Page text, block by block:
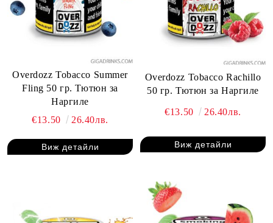
Overdozz Tobacco Summer
Fling 50 гр. Тютюн за
Наргиле
€13.50
26.40лв.
Виж детайли
Overdozz Tobacco Rachillo
50 гр. Тютюн за Наргиле
€13.50 26.40лв.
Виж детайли